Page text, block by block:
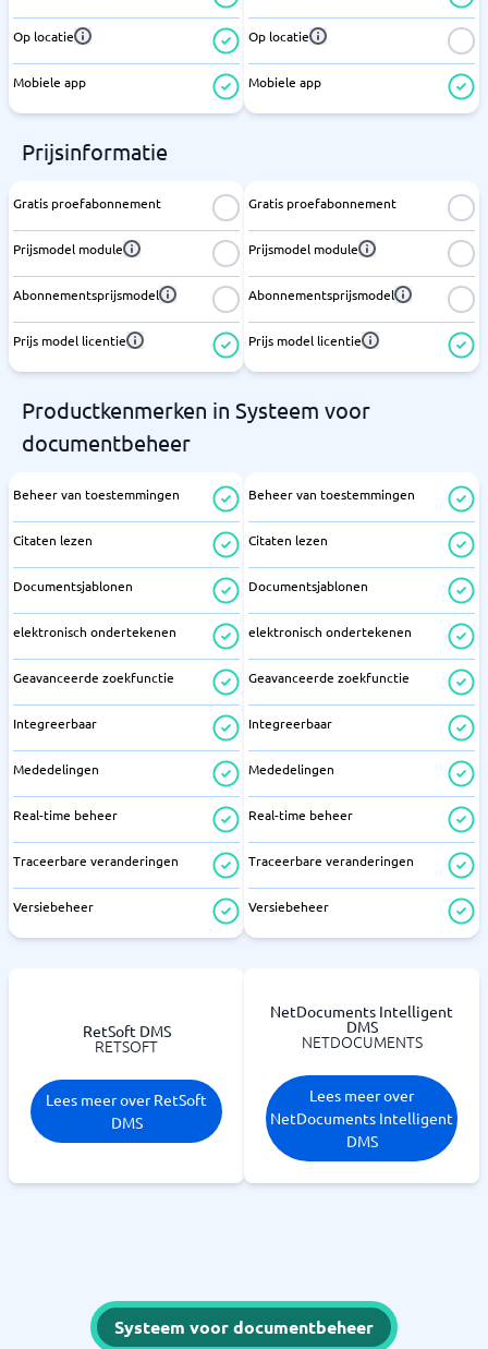
Op locatie
Mobiele app
Op locatie
Mobiele app
Prijsinformatie
Gratis proefabonnement
Prijsmodel module
Abonnementsprijsmodel
Prijs model licentie
Gratis proefabonnement
Prijsmodel module
Abonnementsprijsmodel
Prijs model licentie
Productkenmerken in Systeem voor
documentbeheer
Beheer van toestemmingen
Citaten lezen
Documentsjablonen
elektronisch ondertekenen
Geavanceerde zoekfunctie
Integreerbaar
Mededelingen
Real-time beheer
Traceerbare veranderingen
Versiebeheer
Beheer van toestemmingen
Citaten lezen
Documentsjablonen
elektronisch ondertekenen
Geavanceerde zoekfunctie
Integreerbaar
Mededelingen
Real-time beheer
Traceerbare veranderingen
Versiebeheer
RetSoft DMS
RETSOFT
Lees meer over RetSoft
DMS
NetDocuments Intelligent
DMS
NETDOCUMENTS
Lees meer over
NetDocuments Intelligent
DMS
Systeem voor documentbeheer